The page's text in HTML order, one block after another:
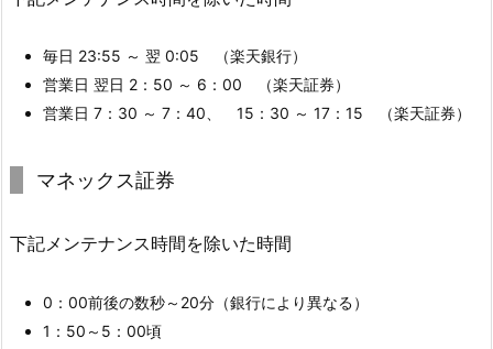
毎日 23:55 ～ 翌 0:05 （楽天銀行）
営業日 翌日 2：50 ～ 6：00 （楽天証券）
営業日 7：30 ～ 7：40、 15：30 ～ 17：15 （楽天証券）
マネックス証券
下記メンテナンス時間を除いた時間
0：00前後の数秒～20分（銀行により異なる）
1：50～5：00頃